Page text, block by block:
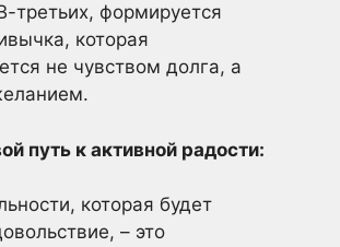
третьих, формируется
которая
не чувством долга, а
путь к активной радости:
которая будет
– это